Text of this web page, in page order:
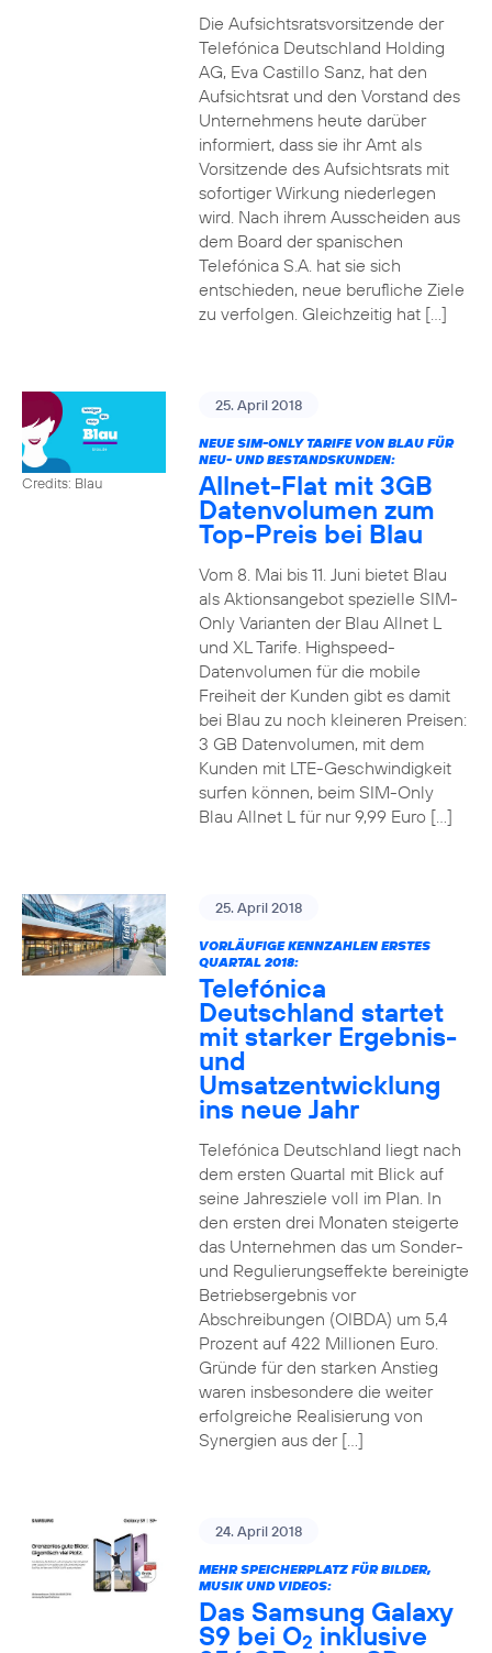
Die Aufsichtsratsvorsitzende der
Telefónica Deutschland Holding
AG, Eva Castillo Sanz, hat den
Aufsichtsrat und den Vorstand des
Unternehmens heute darüber
informiert, dass sie ihr Amt als
Vorsitzende des Aufsichtsrats mit
sofortiger Wirkung niederlegen
wird. Nach ihrem Ausscheiden aus
dem Board der spanischen
Telefónica S.A. hat sie sich
entschieden, neue berufliche Ziele
zu verfolgen. Gleichzeitig hat […]
Credits: Blau
25. April 2018
NEUE SIM-ONLY TARIFE VON BLAU FÜR
NEU- UND BESTANDSKUNDEN:
Allnet-Flat mit 3GB
Datenvolumen zum
Top-Preis bei Blau
Vom 8. Mai bis 11. Juni bietet Blau
als Aktionsangebot spezielle SIM-
Only Varianten der Blau Allnet L
und XL Tarife. Highspeed-
Datenvolumen für die mobile
Freiheit der Kunden gibt es damit
bei Blau zu noch kleineren Preisen:
3 GB Datenvolumen, mit dem
Kunden mit LTE-Geschwindigkeit
surfen können, beim SIM-Only
Blau Allnet L für nur 9,99 Euro […]
25. April 2018
VORLÄUFIGE KENNZAHLEN ERSTES
QUARTAL 2018:
Telefónica
Deutschland startet
mit starker Ergebnis-
und
Umsatzentwicklung
ins neue Jahr
Telefónica Deutschland liegt nach
dem ersten Quartal mit Blick auf
seine Jahresziele voll im Plan. In
den ersten drei Monaten steigerte
das Unternehmen das um Sonder-
und Regulierungseffekte bereinigte
Betriebsergebnis vor
Abschreibungen (OIBDA) um 5,4
Prozent auf 422 Millionen Euro.
Gründe für den starken Anstieg
waren insbesondere die weiter
erfolgreiche Realisierung von
Synergien aus der […]
24. April 2018
MEHR SPEICHERPLATZ FÜR BILDER,
MUSIK UND VIDEOS:
Das Samsung Galaxy
S9 bei O2 inklusive